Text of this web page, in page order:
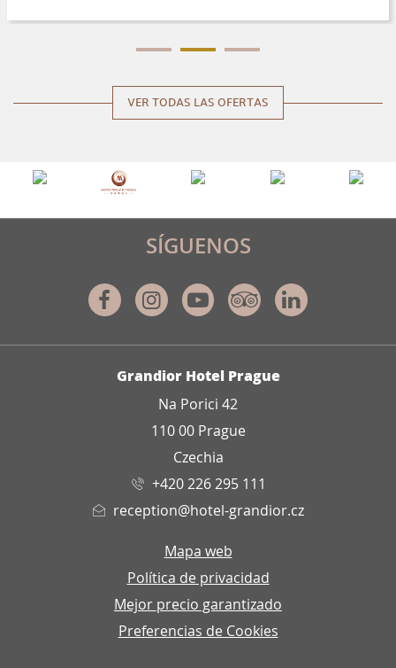
VER TODAS LAS OFERTAS
DIRECCIÓNGrandior Hotel Prague
Na Porici 42
110 00 Prague
Czechia
+420 226 295 111
reception@hotel-grandior.cz
Mapa web
Política de privacidad
Mejor precio garantizado
Preferencias de Cookies
SÍGUENOS
FacebookInstagram
YoutubeTripadvisor
Linkedin